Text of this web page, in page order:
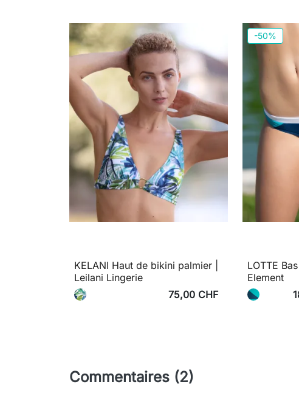
KELANI Haut de bikini palmier |
Leilani Lingerie
75,00 CHF
-50%
LOTTE
Element
Commentaires (2)